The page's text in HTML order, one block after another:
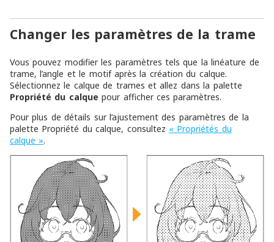
Changer les paramètres de la trame
Vous pouvez modifier les paramètres tels que la linéature de
trame, l’angle et le motif après la création du calque.
Sélectionnez le calque de trames et allez dans la palette
Propriété du calque pour afficher ces paramètres.
Pour plus de détails sur l’ajustement des paramètres de la
palette Propriété du calque, consultez « Propriétés du
calque ».